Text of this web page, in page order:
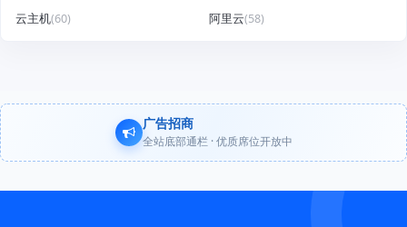
云主机(60) 阿里云(58)
广告招商
全站底部通栏 · 优质席位开放中